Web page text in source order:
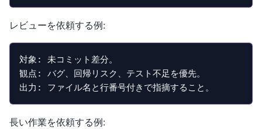
レビューを依頼する例:
対象: 未コミット差分。
観点: バグ、回帰リスク、テスト不足を優先。
出力: ファイル名と行番号付きで指摘すること。
長い作業を依頼する例: